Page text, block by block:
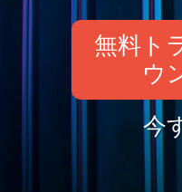
無料ト
ウ
今